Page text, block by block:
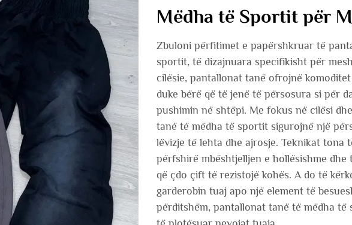
Mëdha të Sportit për
Zbuloni përfitimet e papërshkruar të
sportit, të dizajnuara specifikisht për
cilësie, pantallonat tanë ofrojnë
duke bërë që të jenë të përsosura si për
pushimin në shtëpi. Me fokus në cilësi
tanë të mëdha të sportit sigurojnë një
lëvizje të lehta dhe ajrosje. Teknikat tona
përfshirë mbështjelljen e hollësishme
që çdo çift të rezistojë kohës. A do të
garderobin tuaj apo një element të
përditshëm, pantallonat tanë të mëdha